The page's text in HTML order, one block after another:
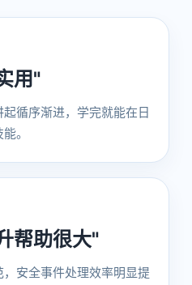
用"
循序渐进，学完就能在日
。
帮助很大"
安全事件处理效率明显提